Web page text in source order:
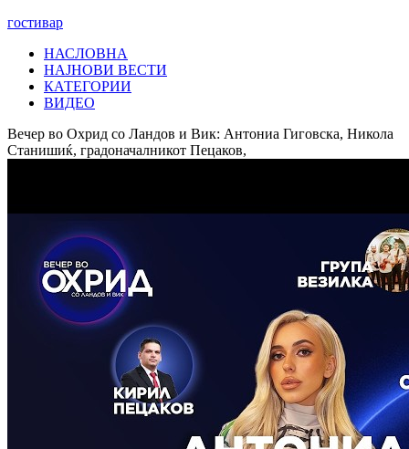
гостивар
НАСЛОВНА
НАЈНОВИ ВЕСТИ
КАТЕГОРИИ
ВИДЕО
Вечер во Охрид со Ландов и Вик: Антониа Гиговска, Никола
Станишиќ, градоначалникот Пецаков,